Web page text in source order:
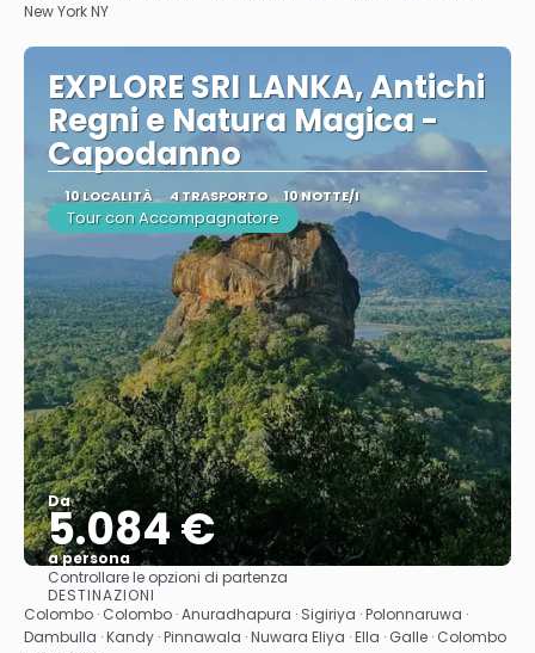
New York NY
EXPLORE SRI LANKA, Antichi
Regni e Natura Magica -
Capodanno
10 LOCALITÀ 4 TRASPORTO 10 NOTTE/I
Tour con Accompagnatore
Da
5.084 €
a persona
Vedere
Controllare le opzioni di partenza
DESTINAZIONI
Colombo · Colombo · Anuradhapura · Sigiriya · Polonnaruwa ·
Dambulla · Kandy · Pinnawala · Nuwara Eliya · Ella · Galle · Colombo